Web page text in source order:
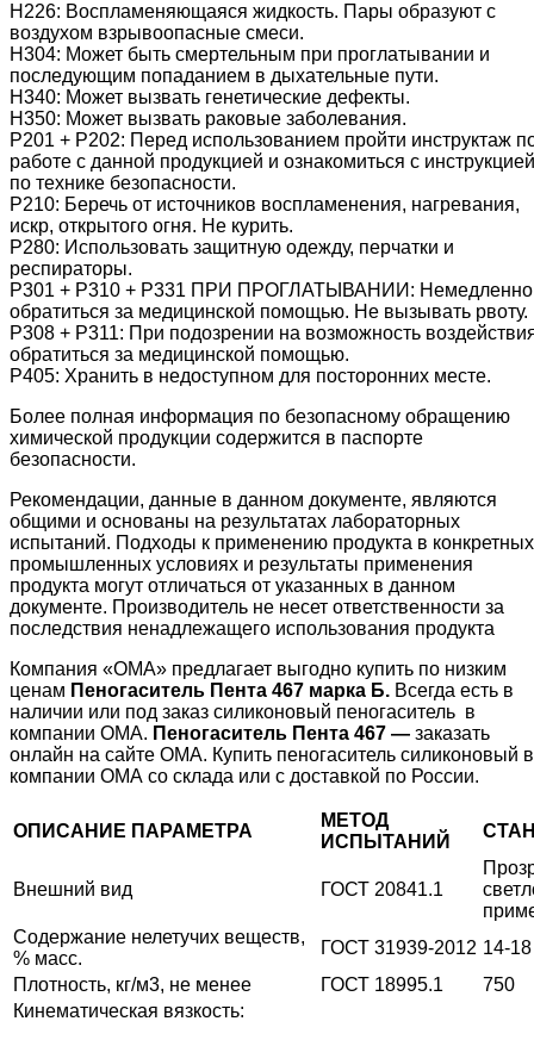
Н226: Воспламеняющаяся жидкость. Пары образуют с
воздухом взрывоопасные смеси.
Н304: Может быть смертельным при проглатывании и
последующим попаданием в дыхательные пути.
Н340: Может вызвать генетические дефекты.
Н350: Может вызвать раковые заболевания.
Р201 + Р202: Перед использованием пройти инструктаж
работе с данной продукцией и ознакомиться с инструкцией
по технике безопасности.
Р210: Беречь от источников воспламенения, нагревания,
искр, открытого огня. Не курить.
Р280: Использовать защитную одежду, перчатки и
респираторы.
Р301 + Р310 + Р331 ПРИ ПРОГЛАТЫВАНИИ: Немедленно
обратиться за медицинской помощью. Не вызывать рвоту.
Р308 + Р311: При подозрении на возможность
обратиться за медицинской помощью.
Р405: Хранить в недоступном для посторонних месте.
Более полная информация по безопасному обращению
химической продукции содержится в паспорте
безопасности.
Рекомендации, данные в данном документе, являются
общими и основаны на результатах лабораторных
испытаний. Подходы к применению продукта в конкретных
промышленных условиях и результаты применения
продукта могут отличаться от указанных в данном
документе. Производитель не несет ответственности за
последствия ненадлежащего использования продукта
Компания «ОМА» предлагает выгодно купить по низким
ценам Пеногаситель Пента 467 марка Б. Всегда есть в
наличии или под заказ силиконовый пеногаситель в
компании ОМА. Пеногаситель Пента 467 — заказать
онлайн на сайте ОМА. Купить пеногаситель силиконовый в
компании ОМА со склада или с доставкой по России.
ОПИСАНИЕ ПАРАМЕТРА
МЕТОД
ИСПЫТАНИЙ
Внешний вид ГОСТ 20841.1
Содержание нелетучих веществ,
% масс.
ГОСТ 31939-2012 14-18
Плотность, кг/м3, не менее
ГОСТ 18995.1
750
Кинематическая вязкость: